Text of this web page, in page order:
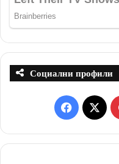
Социални профили
F
a
X